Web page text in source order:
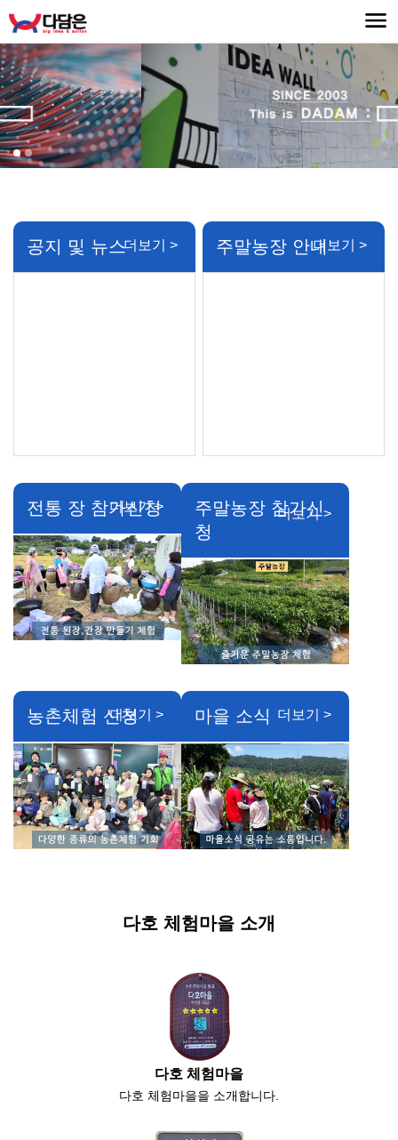
공지 및 뉴스더보기 > 주말농장 안내더보기 >
전통 장 참가신청
더보기 >
주말농장 참가신
청
더보기 >
농촌체험 신청더보기 > 마을 소식 더보기 >
다호 체험마을 소개
다호 체험마을
다호 체험마을을 소개합니다.